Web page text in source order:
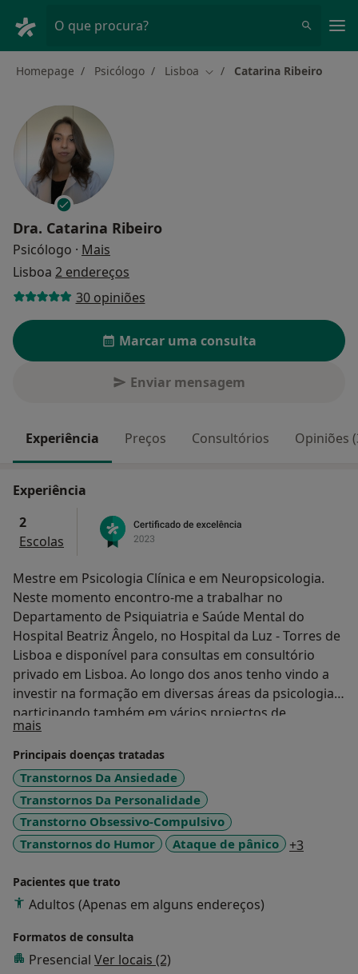
O que procura?
Homepage Psicólogo Lisboa Mudar de cidade
Catarina Ribeiro
Dra. Catarina Ribeiro
Psicólogo · Mais
Lisboa 2 endereços
30 opiniões
Marcar uma consulta
Enviar mensagem
Experiência Preços Consultórios Opiniões
Experiência
2
Escolas
Mestre em Psicologia Clínica e em Neuropsicologia.
Neste momento encontro-me a trabalhar no
Departamento de Psiquiatria e Saúde Mental do
Hospital Beatriz Ângelo, no Hospital da Luz - Torres de
Lisboa e disponível para consultas em consultório
privado em Lisboa. Ao longo dos anos tenho vindo a
investir na formação em diversas áreas da psicologia,
participando também em vários projectos de
investigação e ensaios clínicos.
mais
Principais doenças tratadas
Transtornos Da Ansiedade
Transtornos Da Personalidade
Transtorno Obsessivo-Compulsivo
Transtornos do Humor
Ataque de pânico +3
Pacientes que trato
Adultos (Apenas em alguns endereços)
Formatos de consulta
Presencial Ver locais (2)